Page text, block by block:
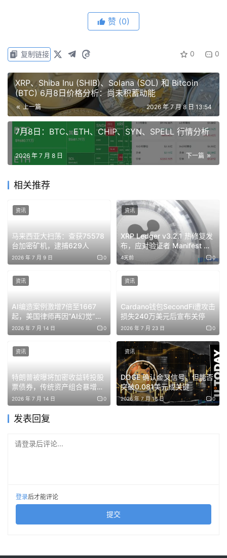
赞 (0)
0 0
复制链接
XRP、Shiba Inu (SHIB)、Solana (SOL) 和 Bitcoin
(BTC) 6月8日价格分析：尚未积蓄动能
上一篇 2026 年 7 月 8 日 13:54
7月8日：BTC、ETH、CHIP、SYN、SPELL 行情分析
下一篇
2026 年 7 月 8 日
相关推荐
马来西亚大扫荡：查获75578
台加密矿机，逮捕629人
2026 年 7 月 9 日 0
资讯
XRP Ledger v3.2.1 热修复发
布，应对验证者 Manifest 洪
泛攻击
4天前 0
资讯
AI编造案例激增7倍至1667
起，美国律师再因“AI幻觉”遭
重罚
2026 年 7 月 14 日 0
资讯
Cardano钱包SecondFi遭攻击
损失240万美元后宣布关停
2026 年 7 月 23 日 0
资讯
特朗普被曝将加密收益转投股
票债券，传统资产组合暴增四
倍
2026 年 7 月 14 日 0
资讯
DOGE 确认金叉信号，但能否
突破0.081美元成关键
2026 年 7 月 16 日 0
资讯
发表回复
请登录后评论...
登录后才能评论
提交